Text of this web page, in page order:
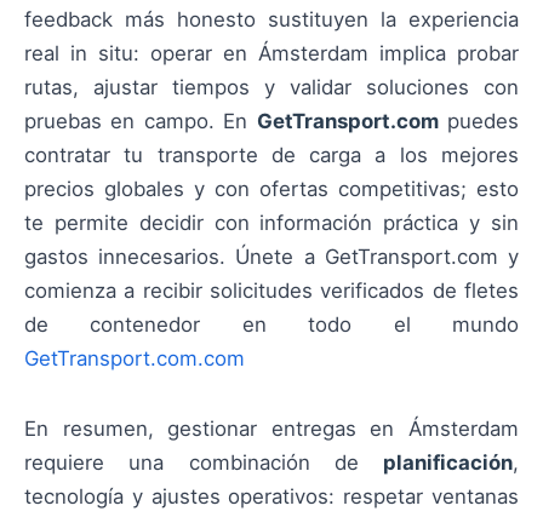
feedback más honesto sustituyen la experiencia
real in situ: operar en Ámsterdam implica probar
rutas, ajustar tiempos y validar soluciones con
pruebas en campo. En GetTransport.compuedes
contratar tu transporte de carga a los mejores
precios globales y con ofertas competitivas; esto
te permite decidir con información práctica y sin
gastos innecesarios. Únete a GetTransport.com y
comienza a recibir solicitudes verificados de fletes
de contenedor en todo el mundo
GetTransport.com.com
En resumen, gestionar entregas en Ámsterdam
requiere una combinación de planificación,
tecnología y ajustes operativos: respetar ventanas